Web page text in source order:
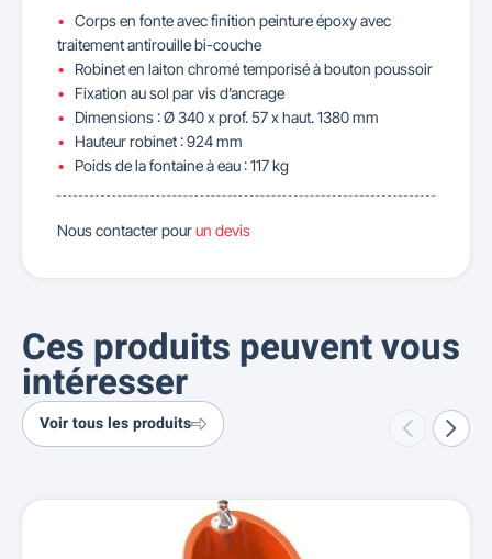
Corps en fonte avec finition peinture époxy avec
traitement antirouille bi-couche
Robinet en laiton chromé temporisé à bouton poussoir
Fixation au sol par vis d’ancrage
Dimensions : Ø 340 x prof. 57 x haut. 1380 mm
Hauteur robinet : 924 mm
Poids de la fontaine à eau : 117 kg
Nous contacter pourun devis
Ces produits peuvent vous
intéresser
Voir tous les produits